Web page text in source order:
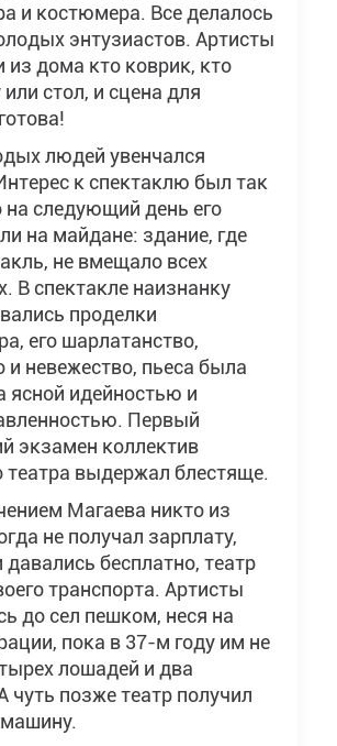
и костюмера. Все делалось
энтузиастов. Артисты
из дома кто коврик, кто
или стол, и сцена для
людей увенчался
к спектаклю был так
на следующий день его
на майдане: здание, где
не вмещало всех
В спектакле наизнанку
проделки
его шарлатанство,
и невежество, пьеса была
ясной идейностью и
Первый
экзамен коллектив
театра выдержал блестяще.
Магаева никто из
не получал зарплату,
давались бесплатно, театр
транспорта. Артисты
до сел пешком, неся на
пока в 37-м году им не
лошадей и два
чуть позже театр получил